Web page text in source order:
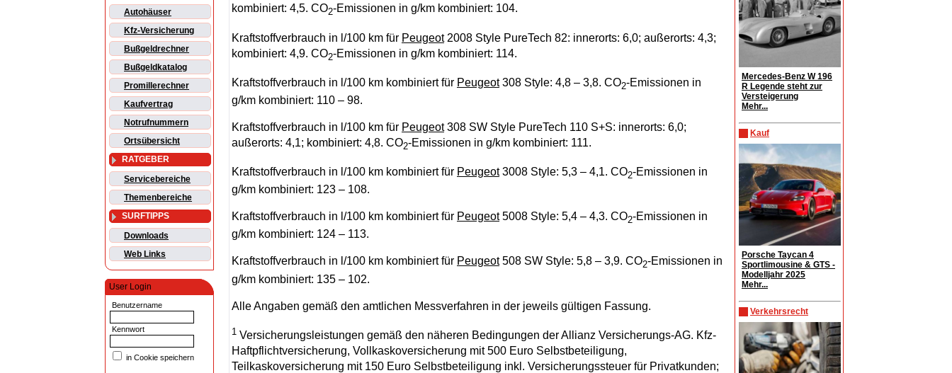
Autohäuser
Kfz-Versicherung
Bußgeldrechner
Bußgeldkatalog
Promillerechner
Kaufvertrag
Notrufnummern
Ortsübersicht
RATGEBER
Servicebereiche
Themenbereiche
SURFTIPPS
Downloads
Web Links
User Login
Benutzername
Kennwort
in Cookie speichern
Mercedes-Benz W 196
R Legende steht zur
Versteigerung
Mehr...
Kauf
Porsche Taycan 4
Sportlimousine & GTS -
Modelljahr 2025
Mehr...
Verkehrsrecht
kombiniert: 4,5. CO2-Emissionen in g/km kombiniert: 104.
Kraftstoffverbrauch in l/100 km für Peugeot2008 Style PureTech 82: innerorts: 6,0; außerorts: 4,3;
kombiniert: 4,9. CO2-Emissionen in g/km kombiniert: 114.
Kraftstoffverbrauch in l/100 km kombiniert für Peugeot308 Style: 4,8 – 3,8. CO2-Emissionen in
g/km kombiniert: 110 – 98.
Kraftstoffverbrauch in l/100 km für Peugeot308 SW Style PureTech 110 S+S: innerorts: 6,0;
außerorts: 4,1; kombiniert: 4,8. CO2-Emissionen in g/km kombiniert: 111.
Kraftstoffverbrauch in l/100 km kombiniert für Peugeot3008 Style: 5,3 – 4,1. CO2-Emissionen in
g/km kombiniert: 123 – 108.
Kraftstoffverbrauch in l/100 km kombiniert für Peugeot5008 Style: 5,4 – 4,3. CO2-Emissionen in
g/km kombiniert: 124 – 113.
Kraftstoffverbrauch in l/100 km kombiniert für Peugeot508 SW Style: 5,8 – 3,9. CO2-Emissionen in
g/km kombiniert: 135 – 102.
Alle Angaben gemäß den amtlichen Messverfahren in der jeweils gültigen Fassung.
1 Versicherungsleistungen gemäß den näheren Bedingungen der Allianz Versicherungs-AG. Kfz-
Haftpflichtversicherung, Vollkaskoversicherung mit 500 Euro Selbstbeteiligung,
Teilkaskoversicherung mit 150 Euro Selbstbeteiligung inkl. Versicherungssteuer für Privatkunden;